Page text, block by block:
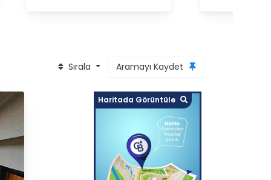
Sırala Aramayı Kaydet
Haritada Görüntüle